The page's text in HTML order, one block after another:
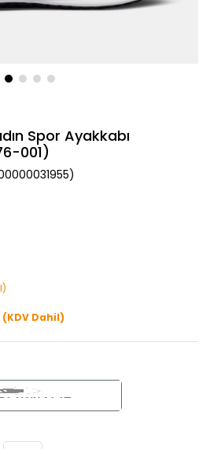
Spor Ayakkabı
001)
(KDV Dahil)